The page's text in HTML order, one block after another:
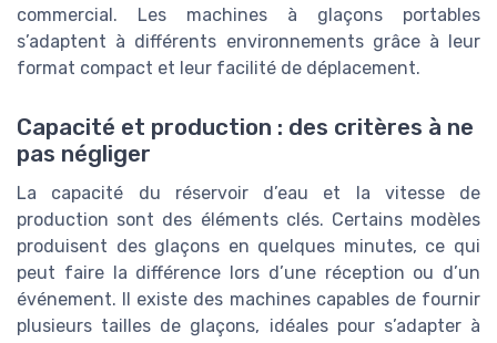
commercial. Les machines à glaçons portables
s’adaptent à différents environnements grâce à leur
format compact et leur facilité de déplacement.
Capacité et production : des critères à ne
pas négliger
La capacité du réservoir d’eau et la vitesse de
production sont des éléments clés. Certains modèles
produisent des glaçons en quelques minutes, ce qui
peut faire la différence lors d’une réception ou d’un
événement. Il existe des machines capables de fournir
plusieurs tailles de glaçons, idéales pour s’adapter à